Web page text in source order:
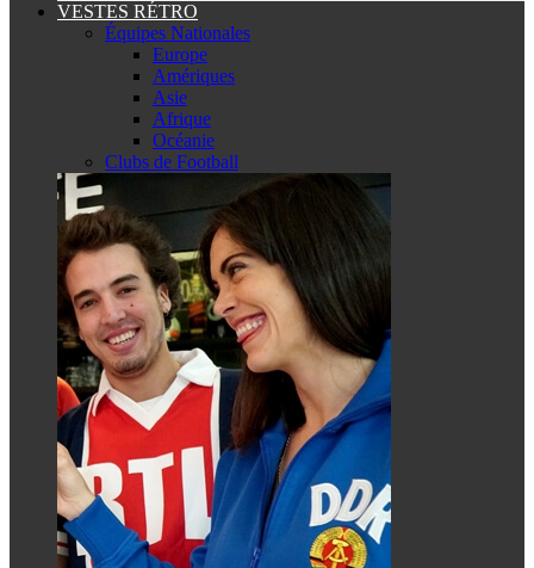
VESTES RÉTRO
Équipes Nationales
Europe
Amériques
Asie
Afrique
Océanie
Clubs de Football